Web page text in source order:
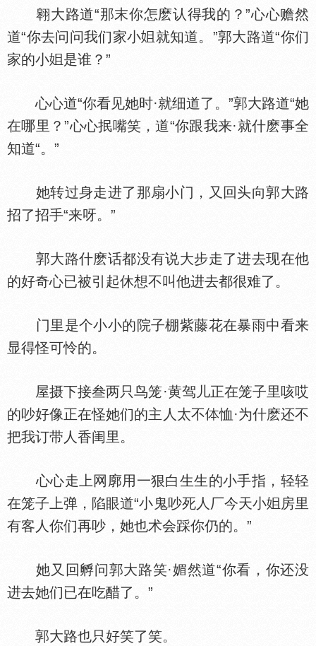
翱大路道“那末你怎麽认得我的？”心心赡然
道“你去问问我们家小
就知道。”郭大路道“你们
家的小
是谁？”
心心道“你看见她时·就细道了。”郭大路道“她
在哪里？”心心抿嘴笑，道“你跟我来·就什麽事全
知道“。”
她转过身走进了那扇小门，又回头向郭大路
招了招手“来呀。”
郭大路什麽话都没有说大步走了进去现在他
的好奇心已被引起休想不叫他进去都很难了。
门里是个小小的院子棚紫藤花在暴雨中看来
显得怪可怜的。
屋摄下接叁两只鸟笼·黄驾儿正在笼子里咳哎
的吵好像正在怪她们的主人太不
恤·为什麽还不
把我订带人香闺里。
心心走上网廓用一狠白生生的小手指，轻轻
在笼子上弹，陷眼道“小鬼吵死人厂今天小
房里
有客人你们再吵，她也术会踩你仍的。”
她又回孵问郭大路笑·媚然道“你看，你还没
进去她们已在吃醋了。”
郭大路也只好笑了笑。